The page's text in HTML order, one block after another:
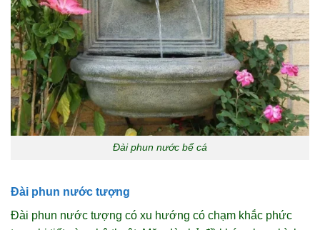
Đài phun nước bể cá
Đài phun nước tượng
Đài phun nước tượng có xu hướng có chạm khắc phức